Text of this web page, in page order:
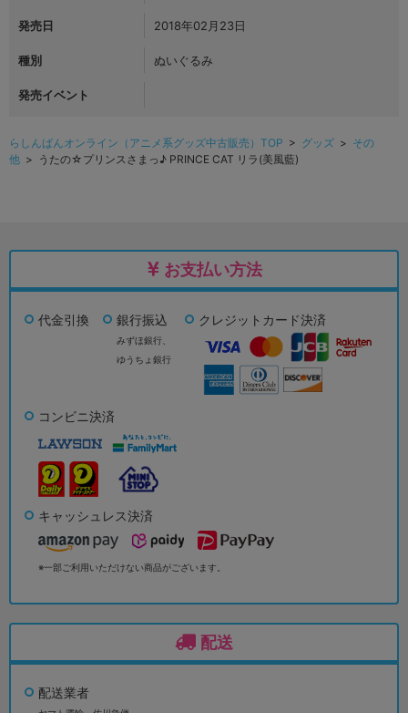
発売日 2018年02月23日
種別 ぬいぐるみ
発売イベント
らしんばんオンライン（アニメ系グッズ中古販売）TOP > グッズ > その
他 > うたの☆プリンスさまっ♪ PRINCE CAT リラ(美風藍)
お支払い方法
代金引換 銀行振込
みずほ銀行、
ゆうちょ銀行
クレジットカード決済
コンビニ決済
キャッシュレス決済
※一部ご利用いただけない商品がございます。
配送
配送業者